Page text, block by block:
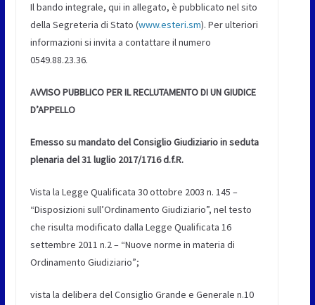
Il bando integrale, qui in allegato, è pubblicato nel sito
della Segreteria di Stato (www.esteri.sm). Per ulteriori
informazioni si invita a contattare il numero
0549.88.23.36.
AVVISO PUBBLICO PER IL RECLUTAMENTO DI UN GIUDICE
D’APPELLO
Emesso su mandato del Consiglio Giudiziario in seduta
plenaria del 31 luglio 2017/1716 d.f.R.
Vista la Legge Qualificata 30 ottobre 2003 n. 145 –
“Disposizioni sull’Ordinamento Giudiziario”, nel testo
che risulta modificato dalla Legge Qualificata 16
settembre 2011 n.2 – “Nuove norme in materia di
Ordinamento Giudiziario”;
vista la delibera del Consiglio Grande e Generale n.10